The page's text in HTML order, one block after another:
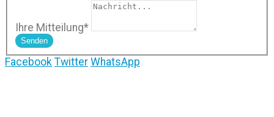
Ihre Mitteilung*
Senden
Facebook Twitter WhatsApp